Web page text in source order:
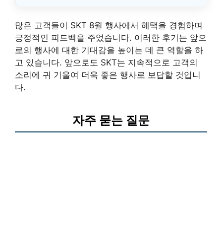
많은 고객들이 SKT 8월 행사에서 혜택을 경험하며
긍정적인 피드백을 주었습니다. 이러한 후기는 앞으
로의 행사에 대한 기대감을 높이는 데 큰 역할을 하
고 있습니다. 앞으로도 SKT는 지속적으로 고객의
소리에 귀 기울여 더욱 좋은 행사로 보답할 것입니
다.
자주 묻는 질문